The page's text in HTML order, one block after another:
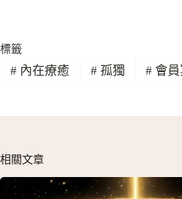
標籤
# 內在療癒 #孤獨 # 會
相關文章